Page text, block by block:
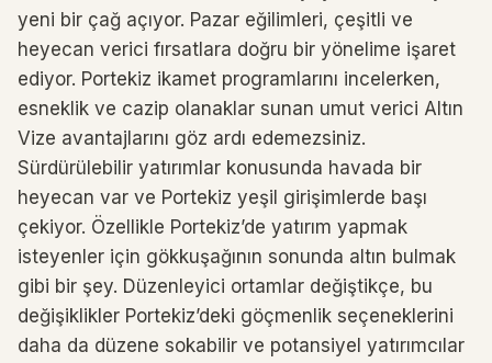
yeni bir çağ açıyor. Pazar eğilimleri, çeşitli ve
heyecan verici fırsatlara doğru bir yönelime işaret
ediyor. Portekiz ikamet programlarını incelerken,
esneklik ve cazip olanaklar sunan umut verici Altın
Vize avantajlarını göz ardı edemezsiniz.
Sürdürülebilir yatırımlar konusunda havada bir
heyecan var ve Portekiz yeşil girişimlerde başı
çekiyor. Özellikle Portekiz’de yatırım yapmak
isteyenler için gökkuşağının sonunda altın bulmak
gibi bir şey. Düzenleyici ortamlar değiştikçe, bu
değişiklikler Portekiz’deki göçmenlik seçeneklerini
daha da düzene sokabilir ve potansiyel yatırımcılar